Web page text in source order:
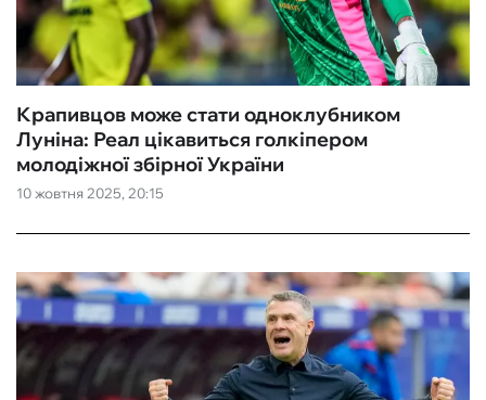
10 жовтня 2025, 20:15
Крапивцов може стати одноклубником
Луніна: Реал цікавиться голкіпером
молодіжної збірної України